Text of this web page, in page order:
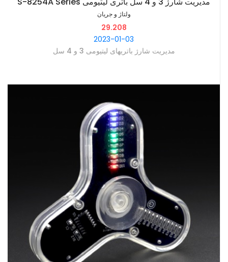
‫مدیریت شارژ 3 و 4 سل باتری لیتیومی S-8254A Series
ولتاژ و جریان
29.208
2023-01-03
‫مدیریت شارژ باتریهای لیتیومی 3 و 4 سل